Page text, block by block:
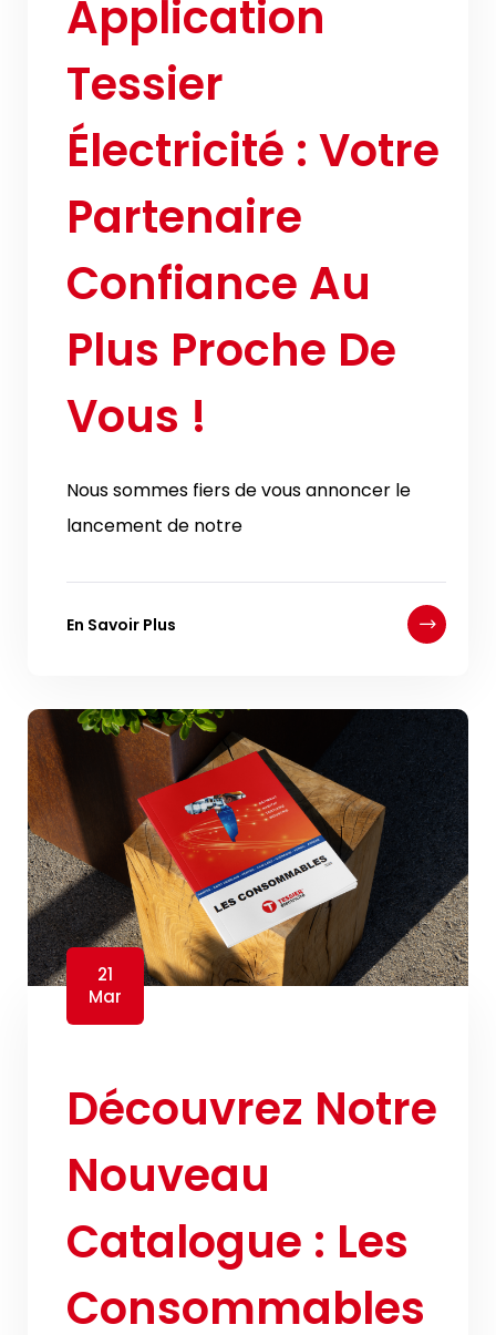
Application
Tessier
Électricité : Votre
Partenaire
Confiance Au
Plus Proche De
Vous !
Nous sommes fiers de vous annoncer le
lancement de notre
En Savoir Plus
21
Mar
Découvrez Notre
Nouveau
Catalogue : Les
Consommables